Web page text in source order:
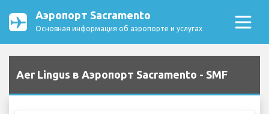
Аэропорт Sacramento
Основная информация об аэропорте и услугах
Aer Lingus в Аэропорт Sacramento - SMF